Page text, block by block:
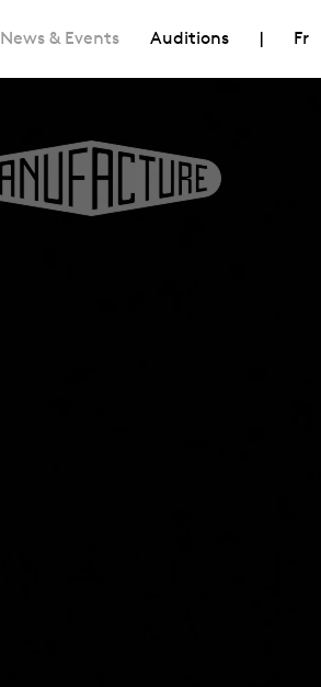
News & Events Auditions | Fr